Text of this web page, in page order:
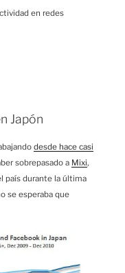
en redes
Japón
desde hace casi
sobrepasado a Mixi,
país durante la última
se esperaba que